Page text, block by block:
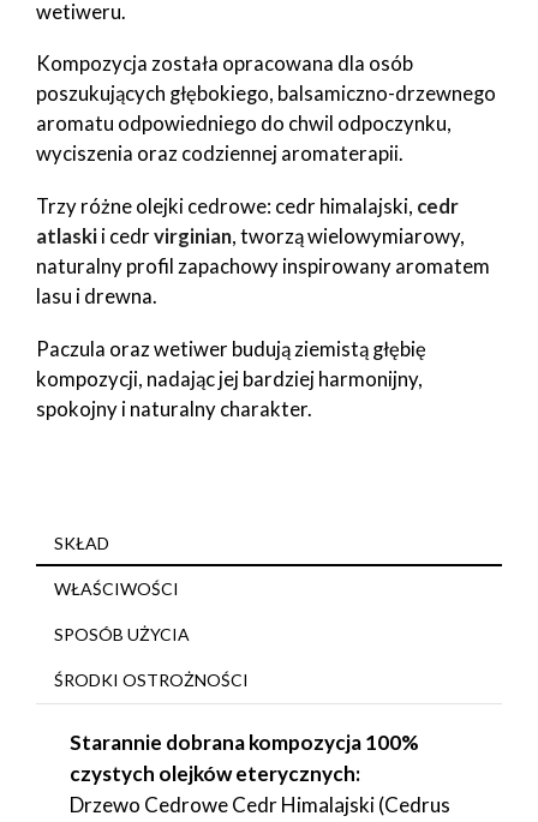
wetiweru.
Kompozycja została opracowana dla osób
poszukujących głębokiego, balsamiczno-drzewnego
aromatu odpowiedniego do chwil odpoczynku,
wyciszenia oraz codziennej aromaterapii.
Trzy różne olejki cedrowe: cedr himalajski, cedr
atlaski i cedr virginian, tworzą wielowymiarowy,
naturalny profil zapachowy inspirowany aromatem
lasu i drewna.
Paczula oraz wetiwer budują ziemistą głębię
kompozycji, nadając jej bardziej harmonijny,
spokojny i naturalny charakter.
SKŁAD
WŁAŚCIWOŚCI
SPOSÓB UŻYCIA
ŚRODKI OSTROŻNOŚCI
Starannie dobrana kompozycja 100%
czystych olejków eterycznych:
Drzewo Cedrowe Cedr Himalajski (Cedrus